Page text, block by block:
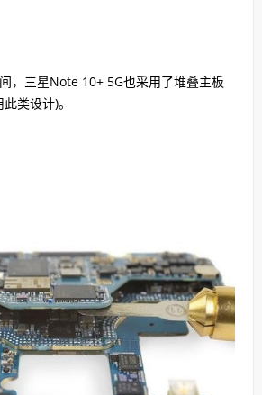
三星Note 10+ 5G也采用了堆叠主板
类设计)。